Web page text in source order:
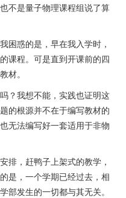
不是量子物理课程组说了算
困惑的是，早在我入学时，
课程。可是直到开课前的四
材。
？我想不能，实践也证明这
的根源并不在于编写教材的
无法编写好一套适用于非物
排，赶鸭子上架式的教学，
是，一个学期已经过去，相
部发生的一切都与其无关。